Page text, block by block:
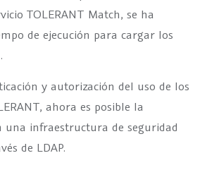
TOLERANT Match, se ha
de ejecución para cargar los
y autorización del uso de los
ahora es posible la
una infraestructura de seguridad
de LDAP.